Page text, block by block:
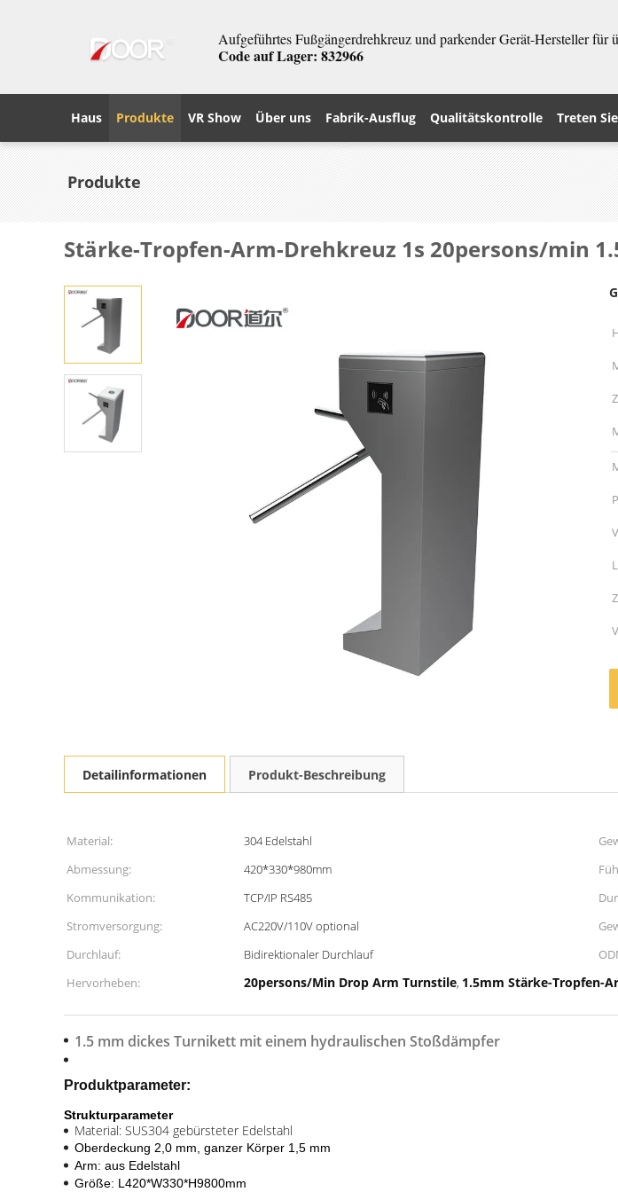
Aufgeführtes Fußgängerdrehkreuz und parkender Gerät-Hersteller für
Code auf Lager: 832966
Haus Produkte VR Show Über uns Fabrik-Ausflug Qualitätskontrolle Treten
Produkte
Stärke-Tropfen-Arm-Drehkreuz 1s 20persons/min
Detailinformationen Produkt-Beschreibung
Material: 304 Edelstahl
Abmessung:
420*330*980mm
Kommunikation:
TCP/IP RS485
Stromversorgung:
AC220V/110V optional
Durchlauf:
Bidirektionaler Durchlauf
Hervorheben:
20persons/Min Drop Arm Turnstile, 1.5mm Stärke-Tropfen-
1.5 mm dickes Turnikett mit einem hydraulischen Stoßdämpfer
Produktparameter:
Strukturparameter
Material: SUS304 gebürsteter Edelstahl
Oberdeckung 2,0 mm, ganzer Körper 1,5 mm
Arm: aus Edelstahl
Größe: L420*W330*H9800mm